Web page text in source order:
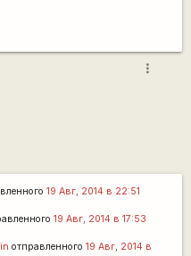
more_vert
19 Авг, 2014 в 22:51
19 Авг, 2014 в 17:53
отправленного 19 Авг, 2014 в